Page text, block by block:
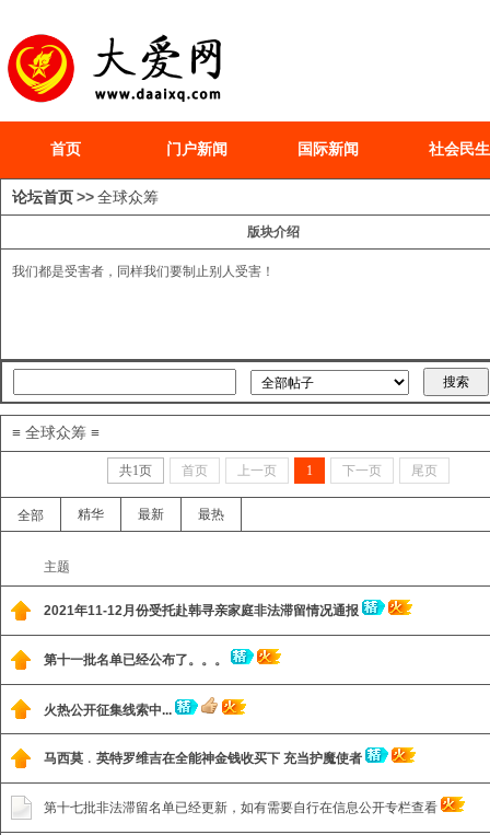
首页 门户新闻 国际新闻 社会民生
论坛首页>>全球众筹
版块介绍
我们都是受害者，同样我们要制止别人受害！
≡ 全球众筹 ≡
共1页 首页 上一页 1 下一页 尾页
全部 精华 最新 最热
主题
2021年11-12月份受托赴韩寻亲家庭非法滞留情况通报
第十一批名单已经公布了。。。
火热公开征集线索中...
马西莫﹒英特罗维吉在全能神金钱收买下 充当护魔使者
第十七批非法滞留名单已经更新，如有需要自行在信息公开专栏查看